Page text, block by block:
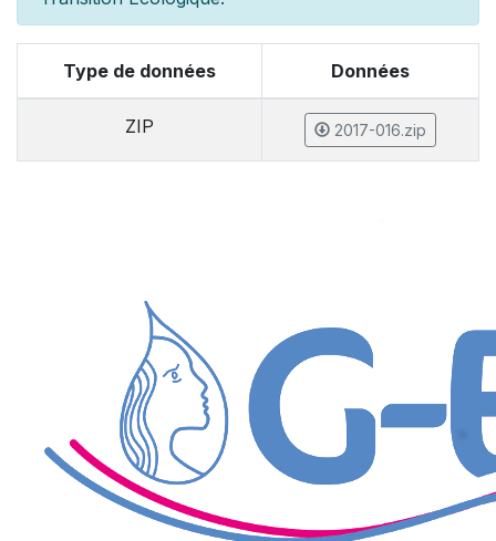
Type de données Données
ZIP 2017-016.zip